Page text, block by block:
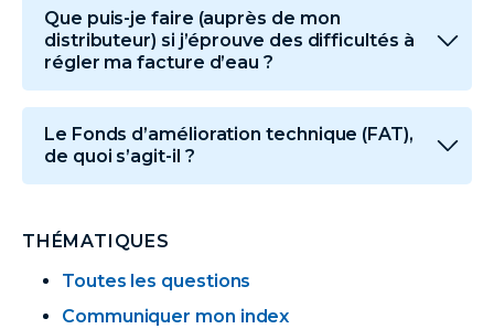
THÉMATIQUES
Toutes les questions
Communiquer mon index
Que puis-je faire (auprès de mon
distributeur) si j’éprouve des difficultés à
régler ma facture d’eau ?
Le Fonds d’amélioration technique (FAT),
de quoi s’agit-il ?